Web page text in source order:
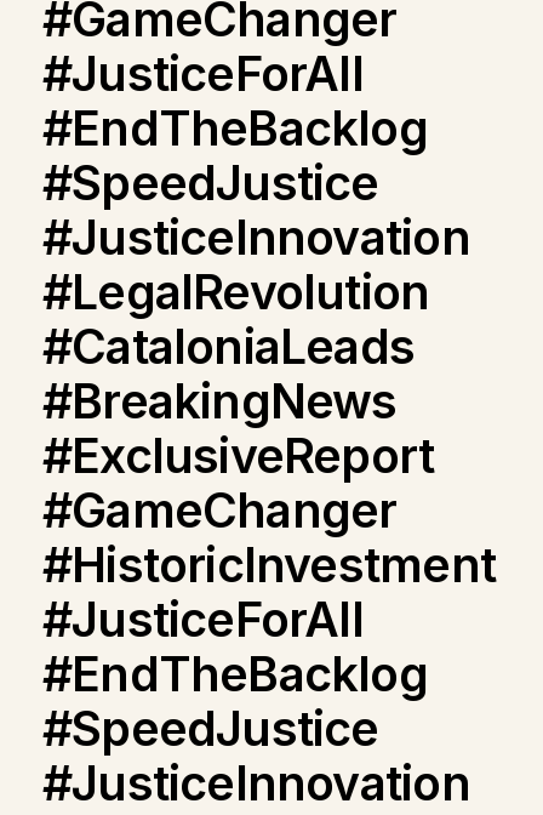
#GameChanger
#JusticeForAll
#EndTheBacklog
#SpeedJustice
#JusticeInnovation
#LegalRevolution
#CataloniaLeads
#BreakingNews
#ExclusiveReport
#GameChanger
#HistoricInvestment
#JusticeForAll
#EndTheBacklog
#SpeedJustice
#JusticeInnovation